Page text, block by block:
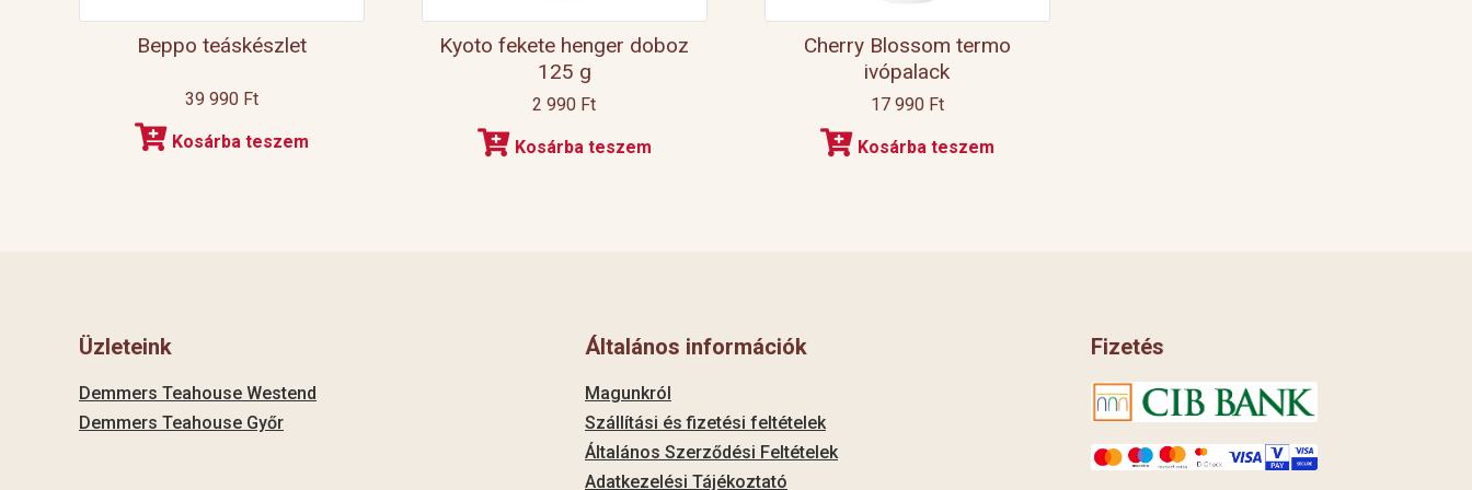
Beppo teáskészlet
39 990 Ft
Kosárba teszem
Kyoto fekete henger doboz
125 g
2 990 Ft
Kosárba teszem
Cherry Blossom termo
ivópalack
17 990 Ft
Kosárba teszem
Üzleteink
Demmers Teahouse Westend
Demmers Teahouse Győr
Általános információk
Magunkról
Szállítási és fizetési feltételek
Általános Szerződési Feltételek
Adatkezelési Tájékoztató
Fizetés